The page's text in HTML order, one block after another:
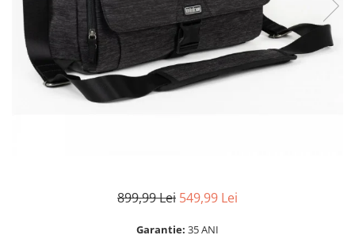
Parasolare
Teleconvertoare
Adaptoare montura / baioneta
Capace obiectiv si camera
899,99 Lei 549,99 Lei
Garantie: 35 ANI